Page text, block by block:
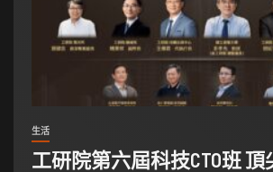
生活
工研院第六屆科技CTO班